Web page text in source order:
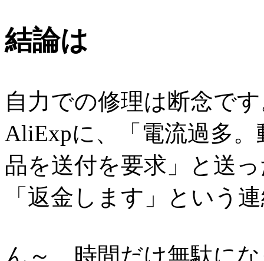
結論は
自力での修理は断念で
AliExpに、「電流過多
品を送付を要求」と送
「返金します」という
ん～、時間だけ無駄に